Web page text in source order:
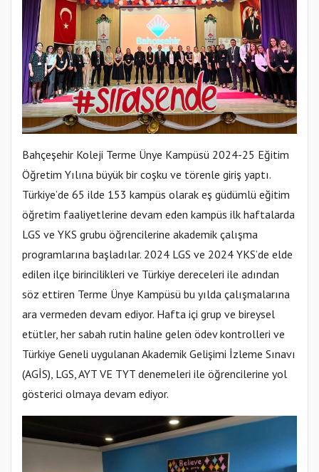
Bahçeşehir Koleji Terme Ünye Kampüsü 2024-25 Eğitim
Öğretim Yılına büyük bir coşku ve törenle giriş yaptı.
Türkiye’de 65 ilde 153 kampüs olarak eş güdümlü eğitim
öğretim faaliyetlerine devam eden kampüs ilk haftalarda
LGS ve YKS grubu öğrencilerine akademik çalışma
programlarına başladılar. 2024 LGS ve 2024 YKS’de elde
edilen ilçe birincilikleri ve Türkiye dereceleri ile adından
söz ettiren Terme Ünye Kampüsü bu yılda çalışmalarına
ara vermeden devam ediyor. Hafta içi grup ve bireysel
etütler, her sabah rutin haline gelen ödev kontrolleri ve
Türkiye Geneli uygulanan Akademik Gelişimi İzleme Sınavı
(AGİS), LGS, AYT VE TYT denemeleri ile öğrencilerine yol
gösterici olmaya devam ediyor.